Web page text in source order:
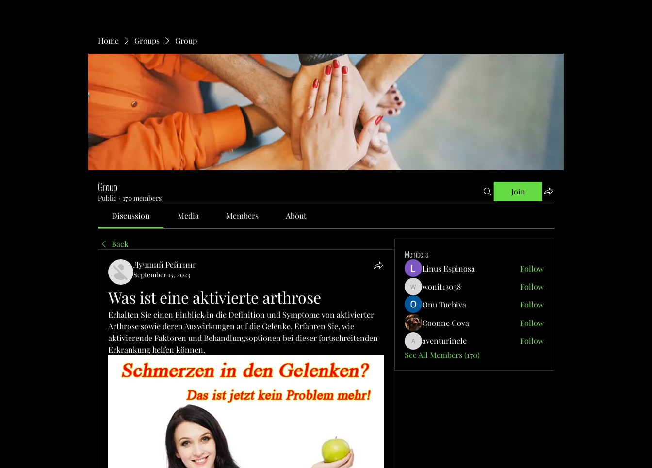
Home Groups Group
Group
Public · 170 members
Join
Discussion Media Members About
Back
Лучший Рейтинг
September 15, 2023
Was ist eine aktivierte arthrose
Erhalten Sie einen Einblick in die Definition und Symptome von aktivierter
Arthrose sowie deren Auswirkungen auf die Gelenke. Erfahren Sie, wie
aktivierende Faktoren und Behandlungsoptionen bei dieser fortschreitenden
Erkrankung helfen können.
Members
Linus Espinosa Follow
wonit13038
wonit13038
Follow
Onu Tuchiva
Follow
Coonne Cova
Follow
aventurinele
aventurinele
Follow
See All Members (170)